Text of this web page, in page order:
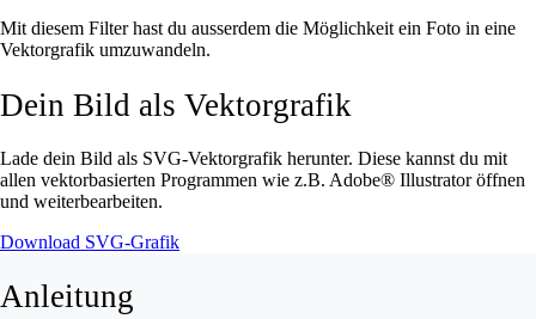
Mit diesem Filter hast du ausserdem die Möglichkeit ein Foto in eine
Vektorgrafik umzuwandeln.
Dein Bild als Vektorgrafik
Lade dein Bild als SVG-Vektorgrafik herunter. Diese kannst du mit
allen vektorbasierten Programmen wie z.B. Adobe® Illustrator öffnen
und weiterbearbeiten.
Download SVG-Grafik
Anleitung